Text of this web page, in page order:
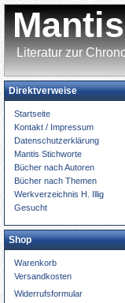
Literatur zur
Direktverweise
Startseite
Kontakt / Impressum
Datenschutzerklärung
Mantis Stichworte
Bücher nach Autoren
Bücher nach Themen
Werkverzeichnis H. Illig
Gesucht
Shop
Warenkorb
Versandkosten
Widerrufsformular